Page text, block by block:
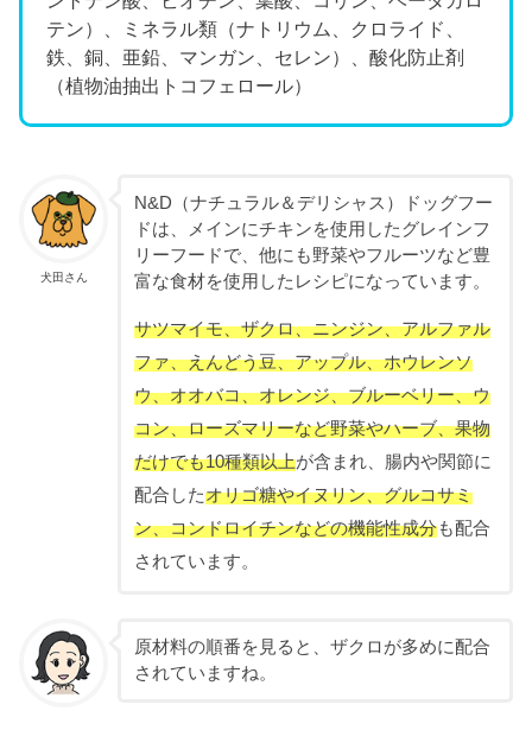
テン）、ミネラル類（ナトリウム、クロライド、
鉄、銅、亜鉛、マンガン、セレン）、酸化防止剤
（植物油抽出トコフェロール）
犬田さん
N&D（ナチュラル＆デリシャス）ドッグフー
ドは、メインにチキンを使用したグレインフ
リーフードで、他にも野菜やフルーツなど豊
富な食材を使用したレシピになっています。
サツマイモ、ザクロ、ニンジン、アルファル
ファ、えんどう豆、アップル、ホウレンソ
ウ、オオバコ、オレンジ、ブルーベリー、ウ
コン、ローズマリーなど野菜やハーブ、果物
だけでも10種類以上が含まれ、腸内や関節に
配合したオリゴ糖やイヌリン、グルコサミ
ン、コンドロイチンなどの機能性成分も配合
されています。
原材料の順番を見ると、ザクロが多めに配合
されていますね。